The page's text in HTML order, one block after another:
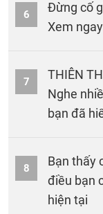
6
Đừng cố
Xem
7
THIÊN
Nghe
bạn đã
8
Bạn thấy
điều bạn
hiện tại